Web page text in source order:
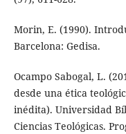
Morin, E. (1990).
Barcelona: Gedisa.
Ocampo Sabogal, L.
desde una ética
inédita). Universidad
Ciencias Teológicas.